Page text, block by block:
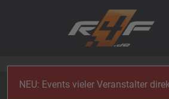
NEU: Events vieler Veranstalter